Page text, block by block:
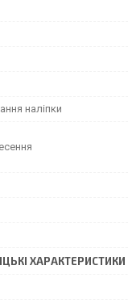
наліпки
ХАРАКТЕРИСТИКИ